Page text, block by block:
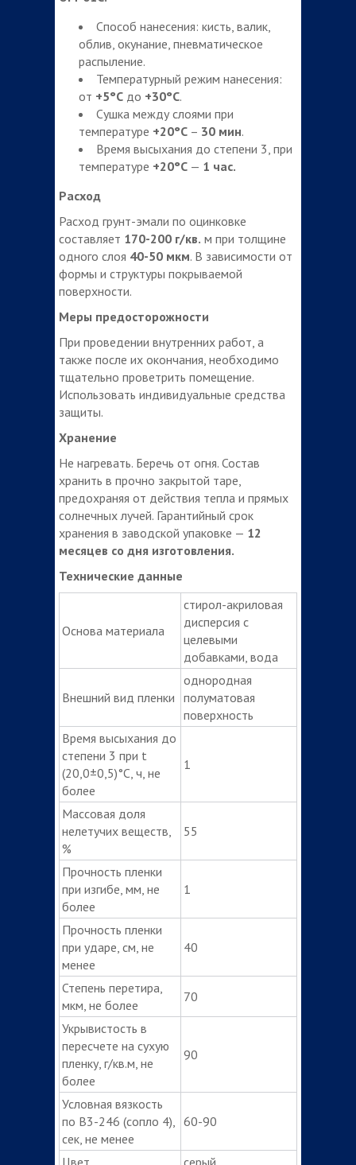
Способ нанесения: кисть, валик,
облив, окунание, пневматическое
распыление.
Температурный режим нанесения:
от +5°С до +30°С.
Сушка между слоями при
температуре +20°С – 30 мин.
Время высыхания до степени 3, при
температуре +20°С — 1 час.
Расход
Расход грунт-эмали по оцинковке
составляет 170-200 г/кв. м при толщине
одного слоя 40-50 мкм. В зависимости от
формы и структуры покрываемой
поверхности.
Меры предосторожности
При проведении внутренних работ, а
также после их окончания, необходимо
тщательно проветрить помещение.
Использовать индивидуальные средства
защиты.
Хранение
Не нагревать. Беречь от огня. Состав
хранить в прочно закрытой таре,
предохраняя от действия тепла и прямых
солнечных лучей. Гарантийный срок
хранения в заводской упаковке — 12
месяцев со дня изготовления.
Технические данные
Основа материала
стирол-акриловая
дисперсия с
целевыми
добавками, вода
Внешний вид пленки
однородная
полуматовая
поверхность
Время высыхания до
степени 3 при t
(20,0±0,5)°С, ч, не
более
1
Массовая доля
нелетучих веществ,
%
55
Прочность пленки
при изгибе, мм, не
более
1
Прочность пленки
при ударе, см, не
менее
40
Степень перетира,
мкм, не более
70
Укрывистость в
пересчете на сухую
пленку, г/кв.м, не
более
90
Условная вязкость
по В3-246 (сопло 4),
сек, не менее
60-90
Цвет серый